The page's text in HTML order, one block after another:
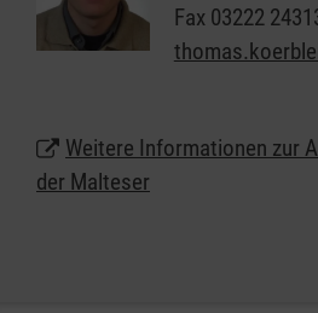
Fax 03222
Weitere Informationen zur
der Malteser